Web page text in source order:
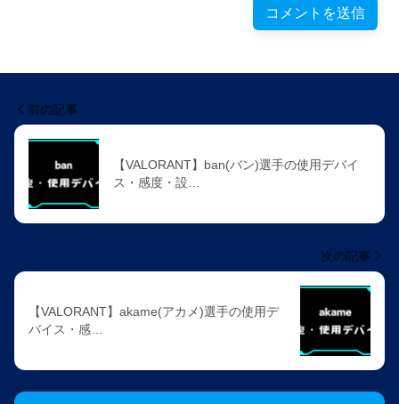
前の記事
【VALORANT】ban(バン)選手の使用デバイ
ス・感度・設…
次の記事
【VALORANT】akame(アカメ)選手の使用デ
バイス・感…